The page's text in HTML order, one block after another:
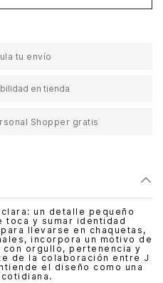
tu envío
en tienda
Shopper gratis
un detalle pequeño
toca y sumar identidad
llevarse en chaquetas,
incorpora un motivo de
orgullo, pertenencia y
de la colaboración entre J
el diseño como una